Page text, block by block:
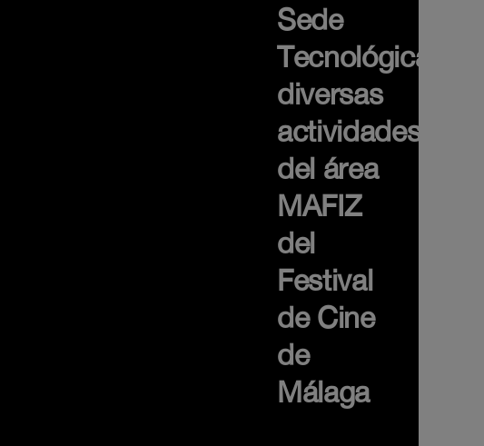
Sede
Tecnológica
diversas
actividades
del área
MAFIZ
del
Festival
de Cine
de
Málaga